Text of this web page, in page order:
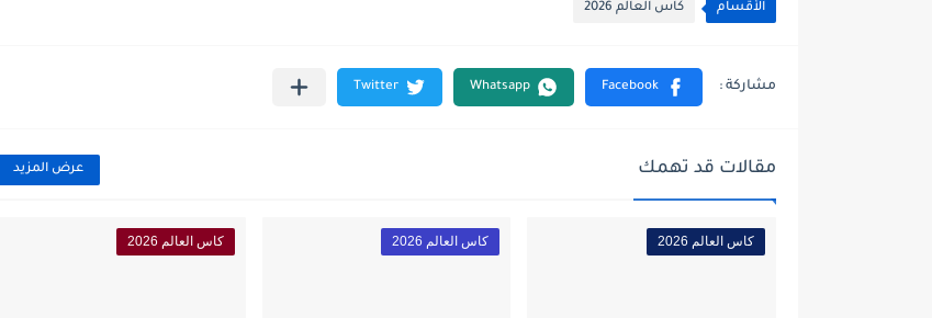
الأقسام كاس العالم 2026
مقالات قد تهمك عرض المزيد
كاس العالم 2026 كاس العالم 2026 كاس العالم 2026